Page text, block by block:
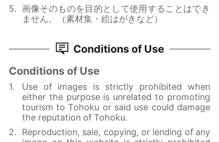
画像そのものを目的として使用することはでき
ません。（素材集・絵はがきなど）
Conditions of Use
Conditions of Use
Use of images is strictly prohibited when
either the purpose is unrelated to promoting
tourism to Tohoku or said use could damage
the reputation of Tohoku.
Reproduction, sale, copying, or lending of any